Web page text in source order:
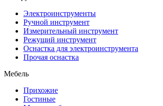
Электроинструменты
Ручной инструмент
Измерительный инструмент
Режущий инструмент
Оснастка для электроинструмента
Прочая оснастка
Мебель
Прихожие
Гостиные